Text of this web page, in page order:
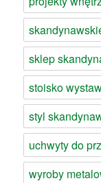
sklep
stoisko
styl
uchwyty do
wyroby